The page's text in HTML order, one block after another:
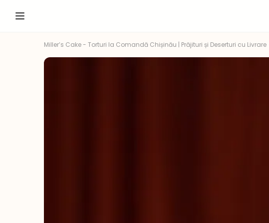
Miller’s Cake - Torturi la Comandă Chișinău | Prăjituri și Deserturi cu Livrare